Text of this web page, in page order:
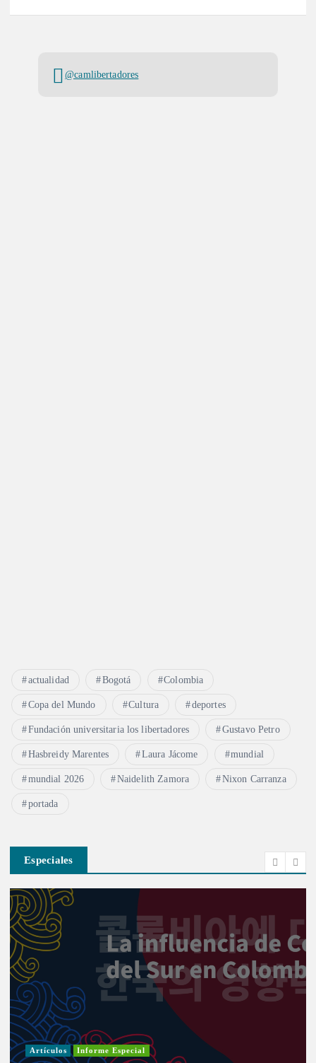
@camlibertadores
actualidad Bogotá Colombia
Copa del Mundo Cultura deportes
Fundación universitaria los libertadores Gustavo Petro
Hasbreidy Marentes Laura Jácome mundial
mundial 2026 Naidelith Zamora Nixon Carranza
portada
Especiales
Artículos Informe Especial